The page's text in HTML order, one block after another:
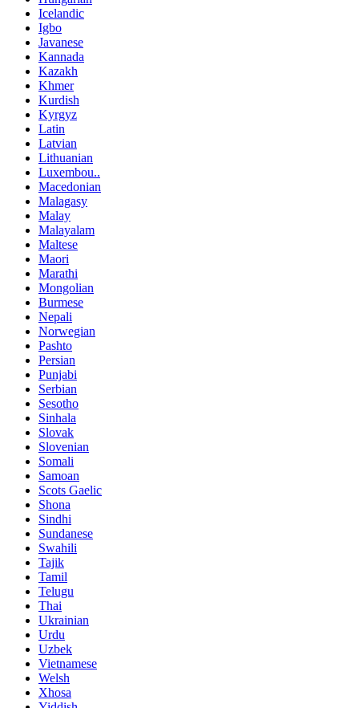
Icelandic
Igbo
Javanese
Kannada
Kazakh
Khmer
Kurdish
Kyrgyz
Latin
Latvian
Lithuanian
Luxembou..
Macedonian
Malagasy
Malay
Malayalam
Maltese
Maori
Marathi
Mongolian
Burmese
Nepali
Norwegian
Pashto
Persian
Punjabi
Serbian
Sesotho
Sinhala
Slovak
Slovenian
Somali
Samoan
Scots Gaelic
Shona
Sindhi
Sundanese
Swahili
Tajik
Tamil
Telugu
Thai
Ukrainian
Urdu
Uzbek
Vietnamese
Welsh
Xhosa